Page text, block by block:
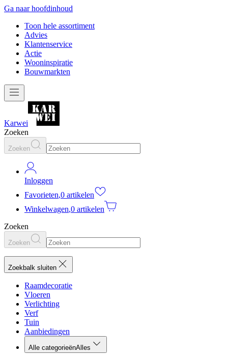
Ga naar hoofdinhoud
Toon hele assortiment
Advies
Klantenservice
Actie
Wooninspiratie
Bouwmarkten
Karwei
Zoeken
Zoeken
Inloggen
Favorieten,0 artikelen
Winkelwagen,0 artikelen
Zoeken
Zoeken
Zoekbalk sluiten
Raamdecoratie
Vloeren
Verlichting
Verf
Tuin
Aanbiedingen
Alle categorieënAlles